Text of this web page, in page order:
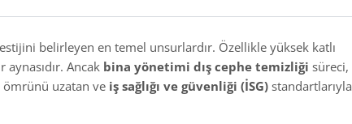
belirleyen en temel unsurlardır. Özellikle yüksek katlı
Ancak bina yönetimi dış cephe temizliği süreci,
ömrünü uzatan ve iş sağlığı ve güvenliği (İSG) standartlarıyla